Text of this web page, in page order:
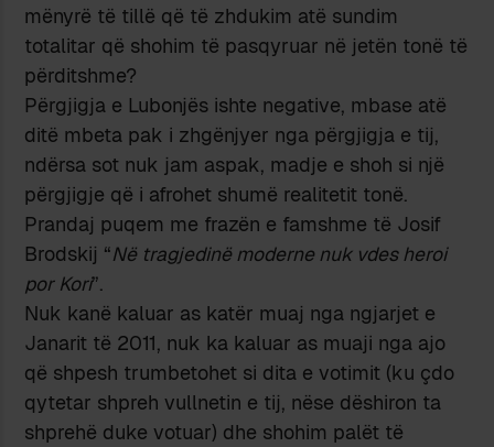
mënyrë të tillë që të zhdukim atë sundim
totalitar që shohim të pasqyruar në jetën tonë të
përditshme?
Përgjigja e Lubonjës ishte negative, mbase atë
ditë mbeta pak i zhgënjyer nga përgjigja e tij,
ndërsa sot nuk jam aspak, madje e shoh si një
përgjigje që i afrohet shumë realitetit tonë.
Prandaj puqem me frazën e famshme të Josif
Brodskij “Në tragjedinë moderne nuk vdes heroi
por Kori”.
Nuk kanë kaluar as katër muaj nga ngjarjet e
Janarit të 2011, nuk ka kaluar as muaji nga ajo
që shpesh trumbetohet si dita e votimit (ku çdo
qytetar shpreh vullnetin e tij, nëse dëshiron ta
shprehë duke votuar) dhe shohim palët të